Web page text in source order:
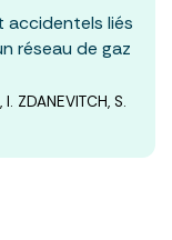
accidentels liés
réseau de gaz
ZDANEVITCH, S.